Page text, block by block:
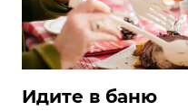
Идите в баню